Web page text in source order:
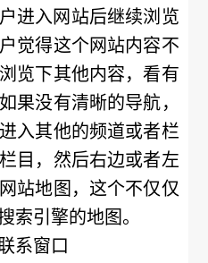
进入网站后继续浏览
觉得这个网站内容不
览下其他内容，看有
果没有清晰的导航，
入其他的频道或者栏
目，然后右边或者左
站地图，这个不仅仅
索引擎的地图。
系窗口